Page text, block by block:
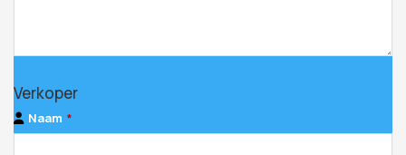
Verkoper
Naam *